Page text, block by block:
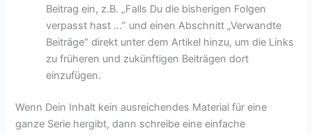
Beitrag ein, z.B. „Falls Du die bisherigen Folgen
verpasst hast …“ und einen Abschnitt „Verwandte
Beiträge“ direkt unter dem Artikel hinzu, um die Links
zu früheren und zukünftigen Beiträgen dort
einzufügen.
Wenn Dein Inhalt kein ausreichendes Material für eine
ganze Serie hergibt, dann schreibe eine einfache